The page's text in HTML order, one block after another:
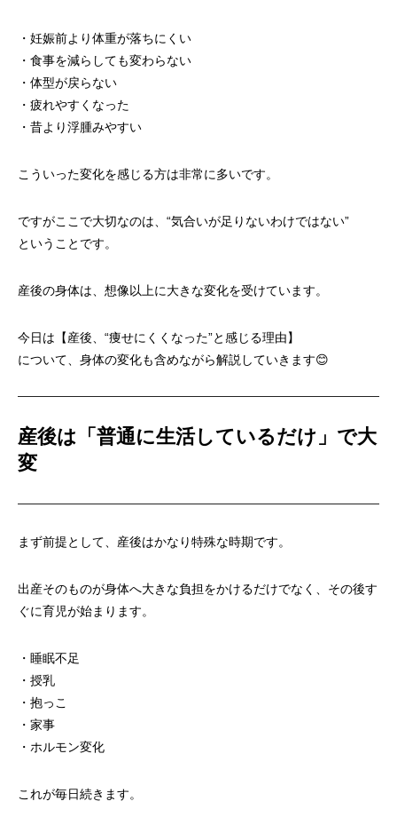
・妊娠前より体重が落ちにくい
・食事を減らしても変わらない
・体型が戻らない
・疲れやすくなった
・昔より浮腫みやすい
こういった変化を感じる方は非常に多いです。
ですがここで大切なのは、“気合いが足りないわけではない”
ということです。
産後の身体は、想像以上に大きな変化を受けています。
今日は【産後、“痩せにくくなった”と感じる理由】
について、身体の変化も含めながら解説していきます😊
産後は「普通に生活しているだけ」で大
変
まず前提として、産後はかなり特殊な時期です。
出産そのものが身体へ大きな負担をかけるだけでなく、その後す
ぐに育児が始まります。
・睡眠不足
・授乳
・抱っこ
・家事
・ホルモン変化
これが毎日続きます。